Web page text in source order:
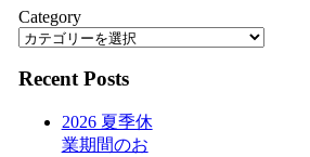
Category
Recent Posts
2026 夏季休
業期間のお